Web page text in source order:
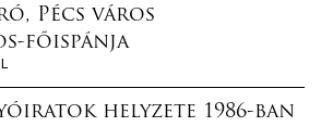
Pécs város
főispánja
helyzete 1986-ban